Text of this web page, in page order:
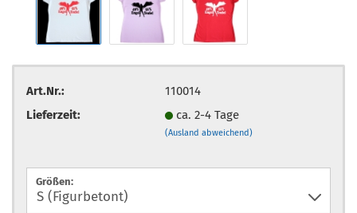
Art.Nr.:
110014
Lieferzeit:
ca. 2-4 Tage
(Ausland abweichend)
Größen: